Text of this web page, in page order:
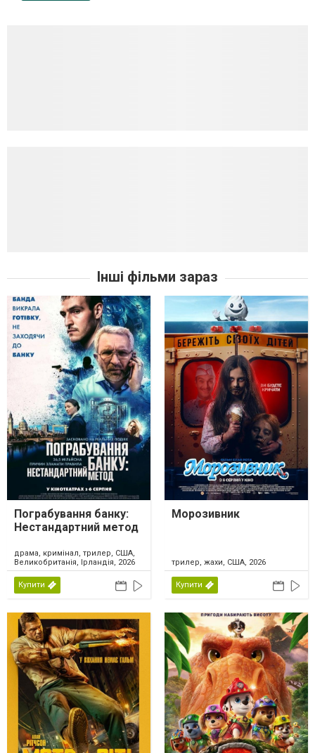
Інші фільми зараз
Пограбування банку:
Нестандартний метод
драма, кримінал, трилер, США,
Великобританія, Ірландія, 2026
Купити
Морозивник
трилер, жахи, США, 2026
Купити